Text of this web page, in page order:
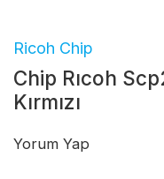
Ricoh Chip
Chip Rıcoh
Kırmızı
Yorum Yap